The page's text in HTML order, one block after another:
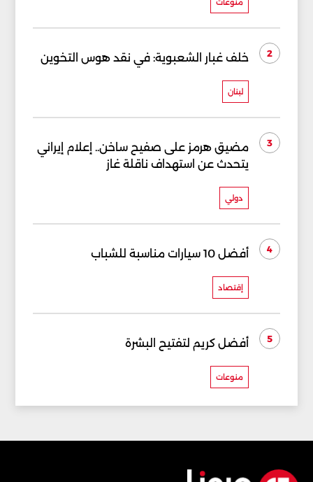
منوعات
2 خلف غبار الشعبوية: في نقد هوس التخوين
لبنان
3
مضيق هرمز على صفيح ساخن.. إعلام إيراني
يتحدث عن استهداف ناقلة غاز
دولي
4 أفضل 10 سيارات مناسبة للشباب
إقتصاد
5 أفضل كريم لتفتيح البشرة
منوعات